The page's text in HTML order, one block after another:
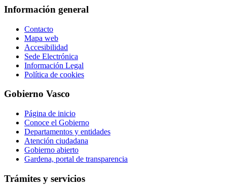
Información general
Contacto
Mapa web
Accesibilidad
Sede Electrónica
Información Legal
Política de cookies
Gobierno Vasco
Página de inicio
Conoce el Gobierno
Departamentos y entidades
Atención ciudadana
Gobierno abierto
Gardena, portal de transparencia
Trámites y servicios